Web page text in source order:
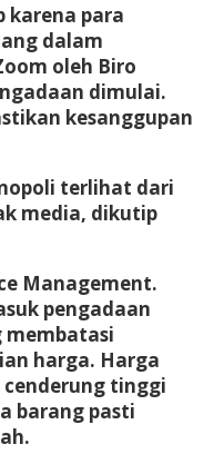
karena para
dalam
oleh Biro
dimulai.
kesanggupan
terlihat dari
media, dikutip
Management.
pengadaan
membatasi
harga. Harga
tinggi
barang pasti